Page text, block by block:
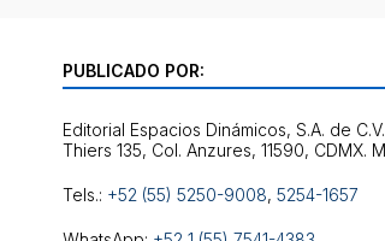
PUBLICADO POR:
Editorial Espacios Dinámicos, S.A. de C.V.
Tels.: +52 (55) 5250-9008, 5254-1657